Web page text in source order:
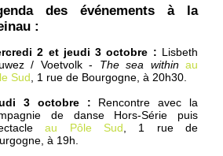
Cités éducatives : cas
d'écoles
1 octobre 2019
En pleine zone
industrielle, une école
franco-russe
1 octobre 2019
des événements à la
:
2 et jeudi 3 octobre : Lisbeth
/ Voetvolk - The sea within au
Sud , 1 rue de Bourgogne, à 20h30.
3 octobre :
Rencontre avec la
de danse Hors-Série puis
au Pôle Sud , 1 rue de
à 19h.